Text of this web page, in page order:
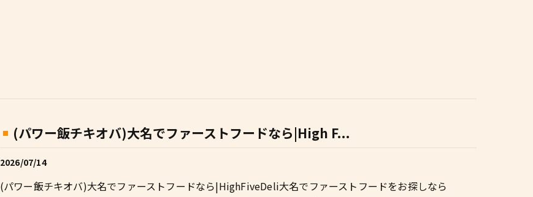
(パワー飯チキオバ)大名でファーストフードなら|High F...
2026/07/14
(パワー飯チキオバ)大名でファーストフードなら|HighFiveDeli大名でファーストフードをお探しなら